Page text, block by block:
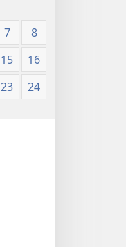
7
8
15
16
23 24